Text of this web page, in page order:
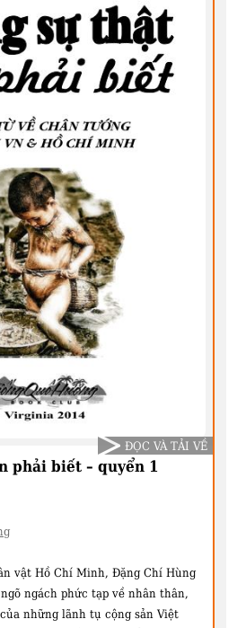
phải biết – quyển 1
vật Hồ Chí Minh, Đặng Chí Hùng
ngách phức tạp về nhân thân,
những lãnh tụ cộng sản Việt
ĐỌC VÀ TẢI VỀ